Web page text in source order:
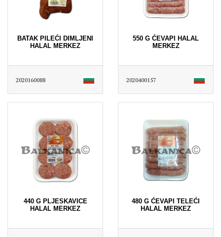
BATAK PILEĆI DIMLJENI
HALAL MERKEZ
2020160088
550 G ĆEVAPI HALAL
MERKEZ
2020400157
440 G PLJESKAVICE
HALAL MERKEZ
480 G ĆEVAPI TELEĆI
HALAL MERKEZ